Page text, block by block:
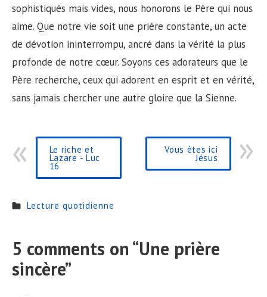
sophistiqués mais vides, nous honorons le Père qui nous
aime. Que notre vie soit une prière constante, un acte
de dévotion ininterrompu, ancré dans la vérité la plus
profonde de notre cœur. Soyons ces adorateurs que le
Père recherche, ceux qui adorent en esprit et en vérité,
sans jamais chercher une autre gloire que la Sienne.
Le riche et
Lazare - Luc
16
Vous êtes ici
Jésus
Lecture quotidienne
5 comments on “Une prière
sincère”